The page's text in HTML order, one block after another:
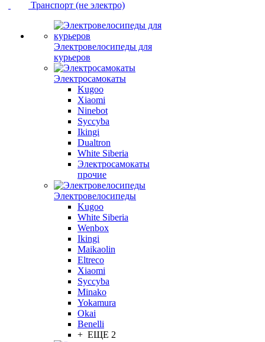
Транспорт (не электро)
Электровелосипеды для
курьеров
Электросамокаты
Kugoo
Xiaomi
Ninebot
Syccyba
Ikingi
Dualtron
White Siberia
Электросамокаты
прочие
Электровелосипеды
Kugoo
White Siberia
Wenbox
Ikingi
Maikaolin
Eltreco
Xiaomi
Syccyba
Minako
Yokamura
Okai
Benelli
+ ЕЩЕ 2